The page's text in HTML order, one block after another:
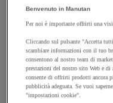
Cartina geografica
Cornice e sistema di
Decorazione per feste
Orologio
Pellicola adesiva per
Pianta artificiale da
Vetrina per esposizione
Benvenuto in Manutan
Per noi è importante offrirti una
Cliccando sul pulsante "Accetta
scambiare informazioni con il tuo
consentono al nostro team di
prestazioni del nostro sito Web e di
consente di offrirti prodotti ancora
pubblicità adeguata. Se vuoi
"impostazioni cookie".